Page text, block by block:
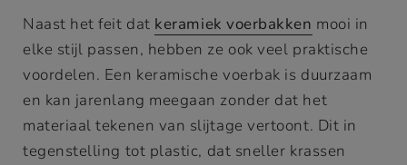
Naast het feit dat keramiek voerbakken mooi in
elke stijl passen, hebben ze ook veel praktische
voordelen. Een keramische voerbak is duurzaam
en kan jarenlang meegaan zonder dat het
materiaal tekenen van slijtage vertoont. Dit in
tegenstelling tot plastic, dat sneller krassen